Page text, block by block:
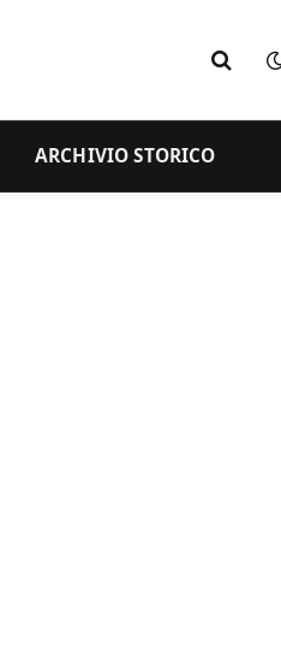
ARCHIVIO STORICO